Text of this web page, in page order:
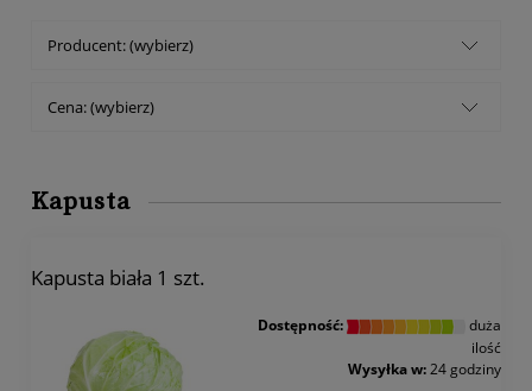
Producent: (wybierz)
Cena: (wybierz)
Kapusta
Kapusta biała 1 szt.
Dostępność:
duża
ilość
Wysyłka w: 24 godziny